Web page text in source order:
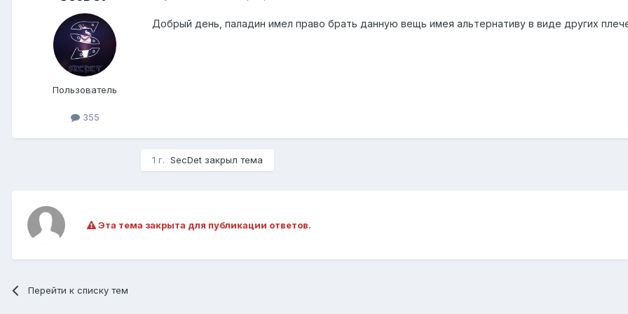
Пользователь
355
Добрый день, паладин имел право брать данную вещь имея альтернативу в виде других
1 г. SecDet закрыл тема
Эта тема закрыта для публикации ответов.
Перейти к списку тем